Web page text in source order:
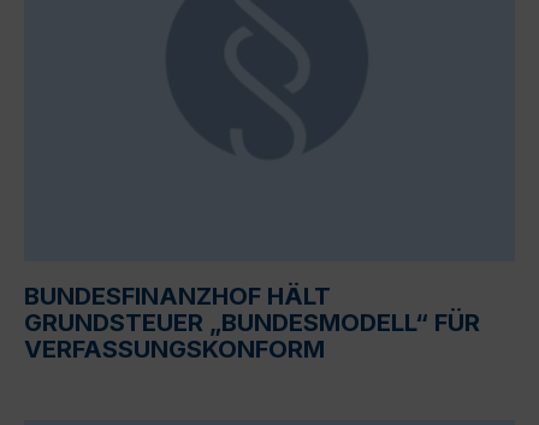
BUNDESFINANZHOF HÄLT
GRUNDSTEUER „BUNDESMODELL“ FÜR
VERFASSUNGSKONFORM